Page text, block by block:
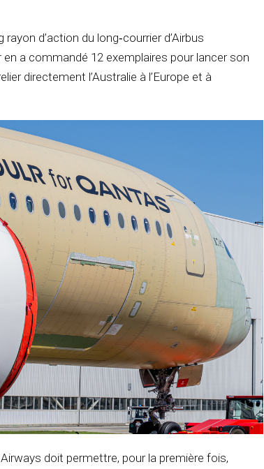
d’action du long‑courrier d’Airbus
a commandé 12 exemplaires pour lancer son
directement l’Australie à l’Europe et à
doit permettre, pour la première fois,